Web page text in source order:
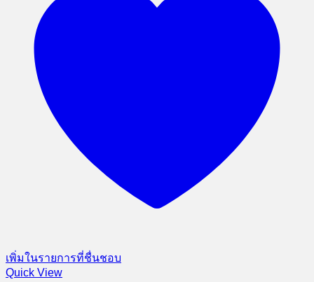
เพิ่มในรายการที่ชื่นชอบ
Quick View